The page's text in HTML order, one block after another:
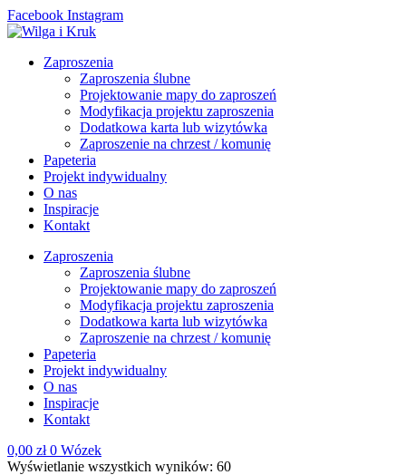
Przejdź
do
Facebook Instagram
Zaproszenia
Zaproszenia ślubne
Projektowanie mapy do zaproszeń
Modyfikacja projektu zaproszenia
Dodatkowa karta lub wizytówka
Zaproszenie na chrzest / komunię
Papeteria
Projekt indywidualny
O nas
Inspiracje
Kontakt
Zaproszenia
Zaproszenia ślubne
Projektowanie mapy do zaproszeń
Modyfikacja projektu zaproszenia
Dodatkowa karta lub wizytówka
Zaproszenie na chrzest / komunię
Papeteria
Projekt indywidualny
O nas
Inspiracje
Kontakt
0,00 zł 0 Wózek
Wyświetlanie wszystkich wyników: 60